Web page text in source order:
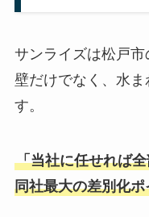
サンライズは松戸
壁だけでなく、水
す。
「当社に任せれば
同社最大の差別化